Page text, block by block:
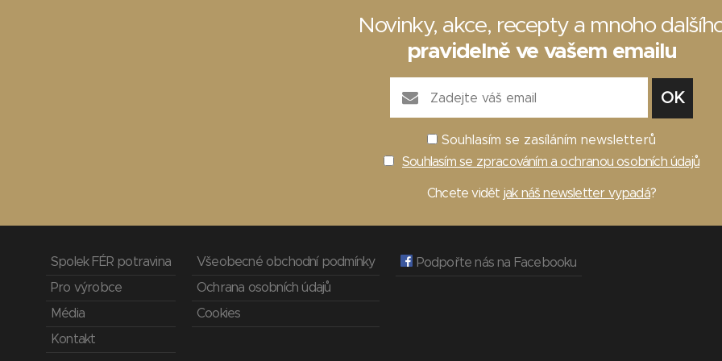
Novinky, akce, recepty a mnoho
pravidelně ve vašem emailu
Souhlasím se zasíláním newsletterů
Souhlasím se zpracováním a ochranou osobních údajů
Chcete vidět jak náš newsletter vypadá?
Spolek FÉR potravina
Pro výrobce
Média
Kontakt
Všeobecné obchodní podmínky
Ochrana osobních údajů
Cookies
Podpořte nás na Facebooku